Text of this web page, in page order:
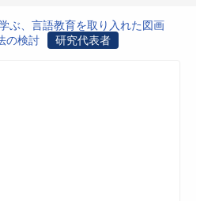
ぶ、言語教育を取り入れた図画
の検討
研究代表者